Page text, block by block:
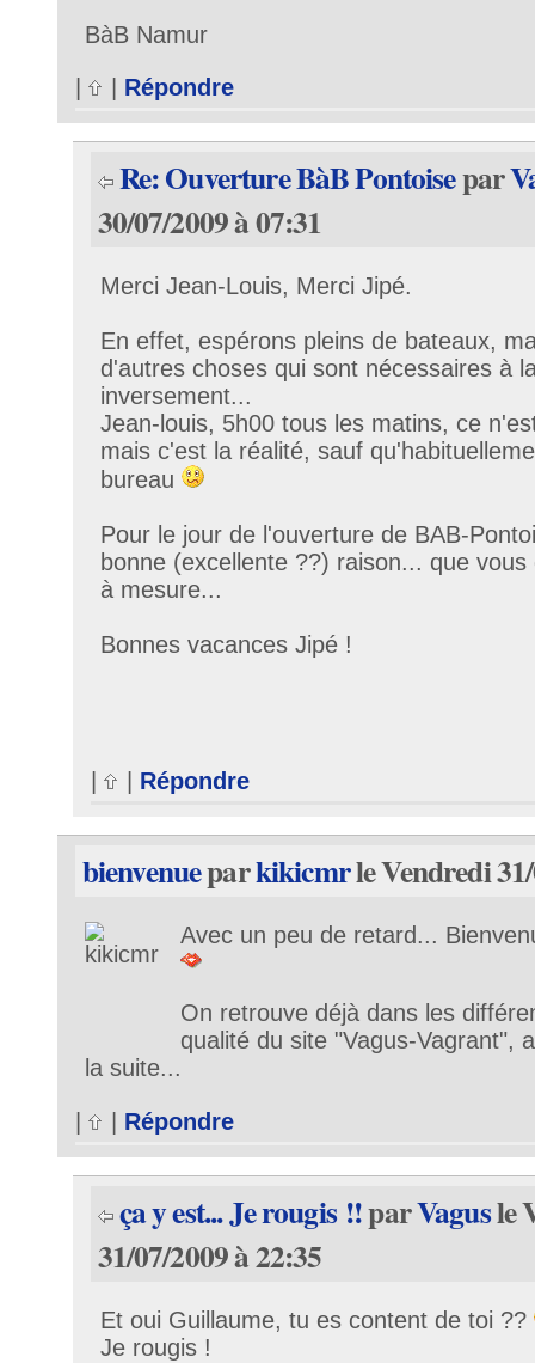
BàB Namur
Répondre
Re: Ouverture BàB Pontoisepar
30/07/2009 à 07:31
Merci Jean-Louis, Merci Jipé.
En effet, espérons pleins de bateaux,
d'autres choses qui sont nécessaires à
inversement...
Jean-louis, 5h00 tous les matins, ce
mais c'est la réalité, sauf
bureau
Pour le jour de l'ouverture de BAB-
bonne (excellente ??) raison... que
à mesure...
Bonnes vacances Jipé !
Répondre
bienvenueparkikicmrle Vendredi
Avec un peu de retard...
On retrouve déjà dans les
qualité du site "Vagus-Vagrant",
la suite...
| | Répondre
ça y est... Je rougis !!parVagusle
31/07/2009 à 22:35
Et oui Guillaume, tu es content de toi ??
Je rougis !